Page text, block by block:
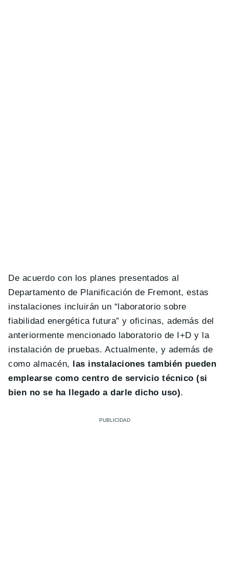
De acuerdo con los planes presentados al
Departamento de Planificación de Fremont, estas
instalaciones incluirán un “laboratorio sobre
fiabilidad energética futura” y oficinas, además del
anteriormente mencionado laboratorio de I+D y la
instalación de pruebas. Actualmente, y además de
como almacén,
las instalaciones también pueden
emplearse como centro de servicio técnico (si
bien no se ha llegado a darle dicho uso).